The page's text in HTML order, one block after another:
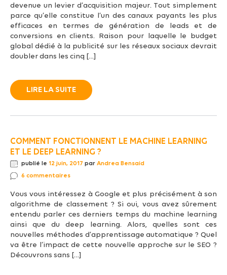
devenue un levier d’acquisition majeur. Tout simplement
parce qu’elle constitue l’un des canaux payants les plus
efficaces en termes de génération de leads et de
conversions en clients. Raison pour laquelle le budget
global dédié à la publicité sur les réseaux sociaux devrait
doubler dans les cinq […]
LIRE LA SUITE
COMMENT FONCTIONNENT LE MACHINE LEARNING
ET LE DEEP LEARNING ?
publié le 12 juin, 2017 par Andrea Bensaid
6 commentaires
Vous vous intéressez à Google et plus précisément à son
algorithme de classement ? Si oui, vous avez sûrement
entendu parler ces derniers temps du machine learning
ainsi que du deep learning. Alors, quelles sont ces
nouvelles méthodes d’apprentissage automatique ? Quel
va être l’impact de cette nouvelle approche sur le SEO ?
Découvrons sans […]